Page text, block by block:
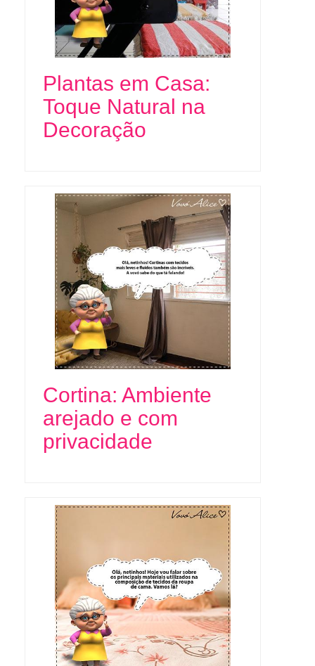
Plantas em Casa:
Toque Natural na
Decoração
Cortina: Ambiente
arejado e com
privacidade